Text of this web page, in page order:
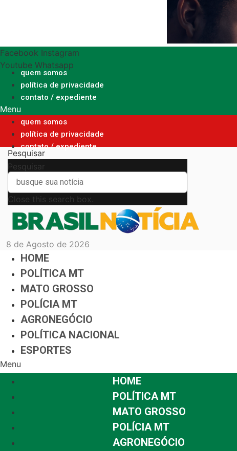
Facebook Instagram
Youtube Whatsapp
quem somos
política de privacidade
contato / expediente
Menu
quem somos
política de privacidade
contato / expediente
Pesquisar
Pesquisar
Close this search box.
8 de Agosto de 2026
HOME
POLÍTICA MT
MATO GROSSO
POLÍCIA MT
AGRONEGÓCIO
POLÍTICA NACIONAL
ESPORTES
Menu
HOME
POLÍTICA MT
MATO GROSSO
POLÍCIA MT
AGRONEGÓCIO